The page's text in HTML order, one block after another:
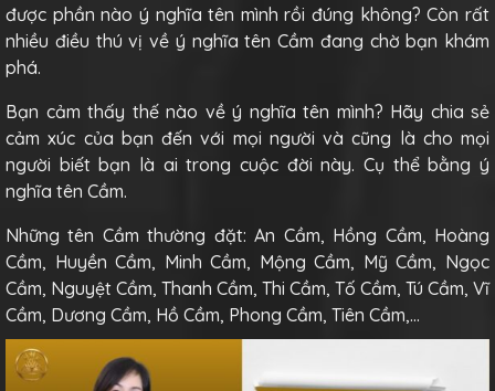
được phần nào ý nghĩa tên mình rồi đúng không? Còn rất
nhiều điều thú vị về ý nghĩa tên Cầm đang chờ bạn khám
phá.
Bạn cảm thấy thế nào về ý nghĩa tên mình? Hãy chia sẻ
cảm xúc của bạn đến với mọi người và cũng là cho mọi
người biết bạn là ai trong cuộc đời này. Cụ thể bằng ý
nghĩa tên Cầm.
Những tên Cầm thường đặt: An Cầm, Hồng Cầm, Hoàng
Cầm, Huyền Cầm, Minh Cầm, Mộng Cầm, Mỹ Cầm, Ngọc
Cầm, Nguyệt Cầm, Thanh Cầm, Thi Cầm, Tố Cầm, Tú Cầm, Vĩ
Cầm, Dương Cầm, Hồ Cầm, Phong Cầm, Tiên Cầm,…